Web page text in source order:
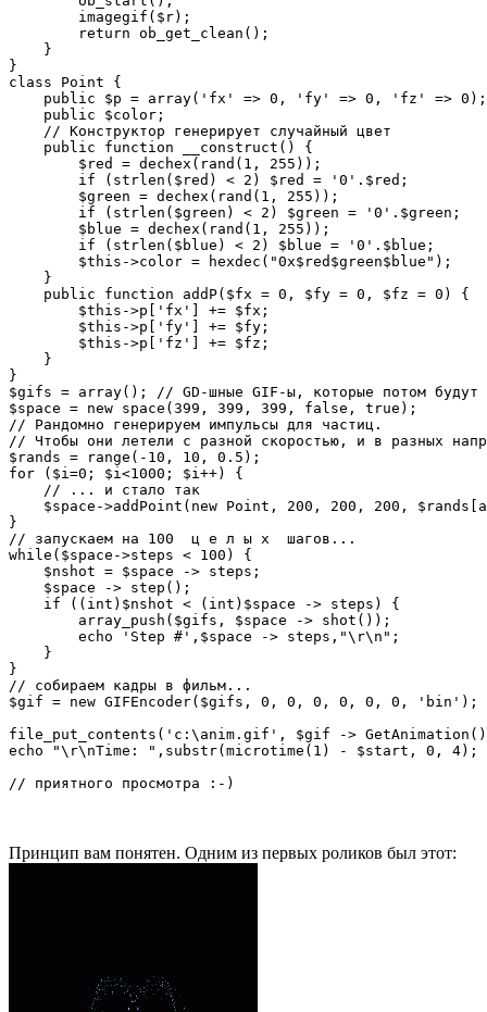
        imagegif($r);
        return ob_get_clean();
    }
}
class Point {
    public $p = array('fx' => 0, 'fy' => 0, 'fz' => 0);
    public $color;
    // Конструктор генерирует случайный цвет
    public function __construct() {
        $red = dechex(rand(1, 255));
        if (strlen($red) < 2) $red = '0'.$red;
        $green = dechex(rand(1, 255));
        if (strlen($green) < 2) $green = '0'.$green;
        $blue = dechex(rand(1, 255));
        if (strlen($blue) < 2) $blue = '0'.$blue;
        $this->color = hexdec("0x$red$green$blue");
    }
    public function addP($fx = 0, $fy = 0, $fz = 0) {
        $this->p['fx'] += $fx;
        $this->p['fy'] += $fy;
        $this->p['fz'] += $fz;
    }
}
$gifs = array(); // GD-шные GIF-ы, которые потом будут
$space = new space(399, 399, 399, false, true);
// Рандомно генерируем импульсы для частиц.
// Чтобы они летели с разной скоростью, и в разных
$rands = range(-10, 10, 0.5);
for ($i=0; $i<1000; $i++) {
    // ... и стало так
$space->addPoint(new Point, 200, 200, 200,
}
// запускаем на 100  ц е л ы х  шагов...
while($space->steps < 100) {
    $nshot = $space -> steps;
    $space -> step();
    if ((int)$nshot < (int)$space -> steps) {
        array_push($gifs, $space -> shot());
        echo 'Step #',$space -> steps,"\r\n";
    }
}
// собираем кадры в фильм...
$gif = new GIFEncoder($gifs, 0, 0, 0, 0, 0, 0, 'bin');
file_put_contents('c:\anim.gif', $gif ->
echo "\r\nTime: ",substr(microtime(1) - $start, 0, 4);
Принцип вам понятен. Одним из первых роликов был этот: